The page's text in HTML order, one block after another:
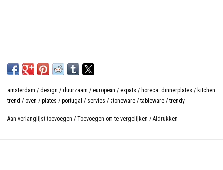
amsterdam / design / duurzaam / european / expats / horeca. dinnerplates / kitchen
trend / oven / plates / portugal / servies / stoneware / tableware / trendy
Aan verlanglijst toevoegen / Toevoegen om te vergelijken / Afdrukken